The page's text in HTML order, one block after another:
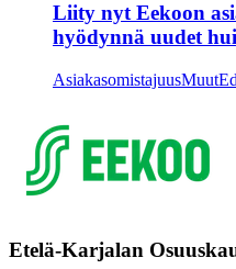
Liity nyt Eekoon
hyödynnä uudet
AsiakasomistajuusMuut
Etelä-Karjalan